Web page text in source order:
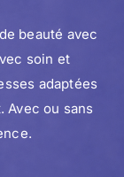
beauté avec
soin et
adaptées
Avec ou sans